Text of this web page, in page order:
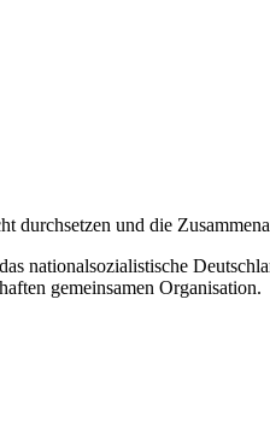
und die
nationalsozialistische
gemeinsamen Organisation.